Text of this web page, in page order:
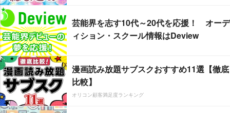
芸能界を志す10代～20代を応援！ オーデ
ィション・スクール情報はDeview
漫画読み放題サブスクおすすめ11選【徹底
比較】
オリコン顧客満足度ランキング